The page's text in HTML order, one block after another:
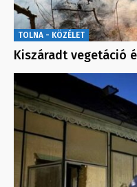
TOLNA - KÖZÉLET
Kiszáradt vegetáció